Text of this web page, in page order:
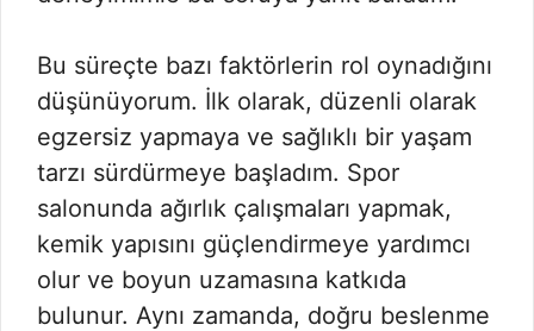
Bu süreçte bazı faktörlerin rol oynadığını
düşünüyorum. İlk olarak, düzenli olarak
egzersiz yapmaya ve sağlıklı bir yaşam
tarzı sürdürmeye başladım. Spor
salonunda ağırlık çalışmaları yapmak,
kemik yapısını güçlendirmeye yardımcı
olur ve boyun uzamasına katkıda
bulunur. Aynı zamanda, doğru beslenme